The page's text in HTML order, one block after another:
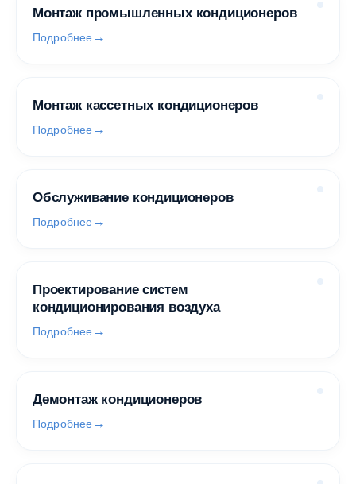
Монтаж промышленных кондиционеров
Подробнее
Монтаж кассетных кондиционеров
Подробнее
Обслуживание кондиционеров
Подробнее
Проектирование систем
кондиционирования воздуха
Подробнее
Демонтаж кондиционеров
Подробнее